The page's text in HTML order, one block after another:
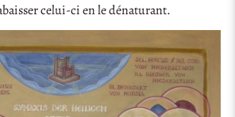
celui-ci en le dénaturant.